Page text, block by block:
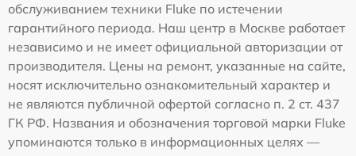
обслуживанием техники Fluke по истечении
гарантийного периода. Наш центр в Москве работает
независимо и не имеет официальной авторизации от
производителя. Цены на ремонт, указанные на сайте,
носят исключительно ознакомительный характер и
не являются публичной офертой согласно п. 2 ст. 437
ГК РФ. Названия и обозначения торговой марки Fluke
упоминаются только в информационных целях —